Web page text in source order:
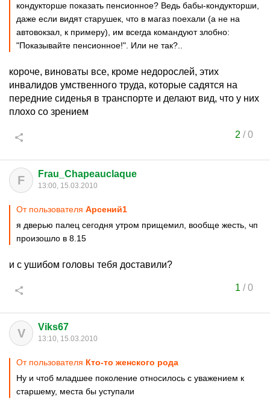
кондукторше показать пенсионное? Ведь бабы-кондукторши,
даже если видят старушек, что в магаз поехали (а не на
автовокзал, к примеру), им всегда командуют злобно:
"Показывайте пенсионное!". Или не так?..
короче, виноваты все, кроме недорослей, этих
инвалидов умственного труда, которые садятся на
передние сиденья в транспорте и делают вид, что у них
плохо со зрением
2 /0
F Frau_Chapeauclaque
13:00, 15.03.2010
От пользователя Арсений1
я дверью палец сегодня утром прищемил, вообще жесть, чп
произошло в 8.15
и с ушибом головы тебя доставили?
1 /0
V Viks67
13:10, 15.03.2010
От пользователя Кто-то женского рода
Ну и чтоб младшее поколение относилось с уважением к
старшему, места бы уступали